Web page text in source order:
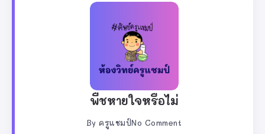
พืชหายใจหรือไม่
By ครูแชมป์No Comment